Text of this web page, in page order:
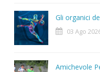
Gli organici
03 Ago
Amichevole